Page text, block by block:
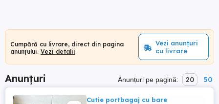
Cumpără cu livrare, direct din pagina
anunțului. Vezi detalii
Vezi anunțuri
cu livrare
Anunțuri Anunțuri pe pagină: 20 50
Cutie portbagaj cu bare